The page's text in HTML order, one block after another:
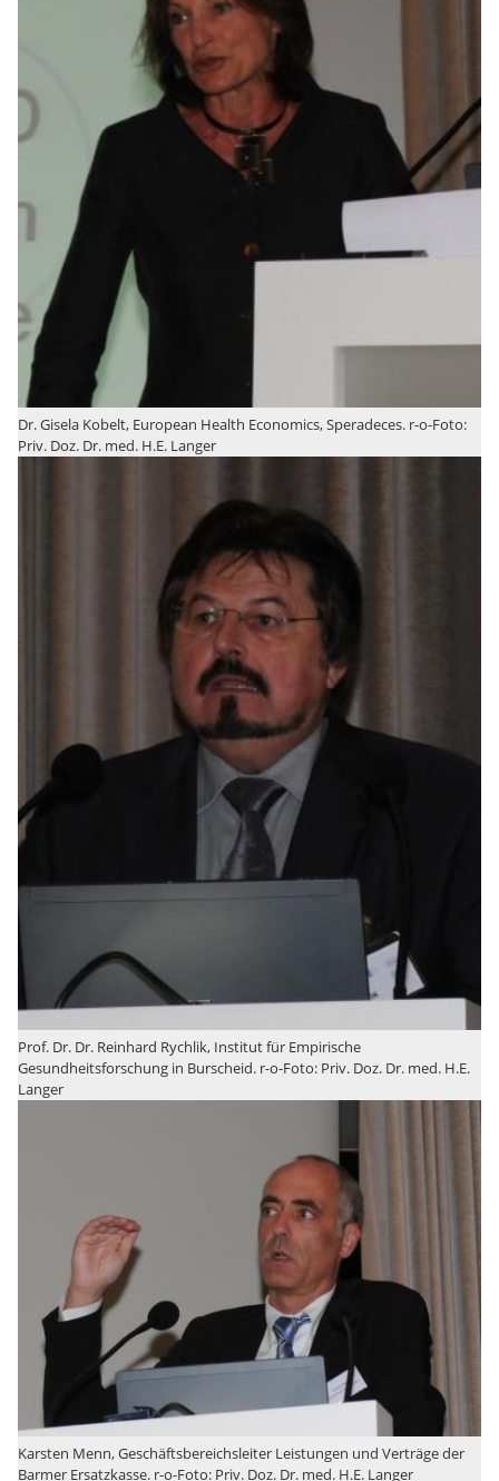
Dr. Gisela Kobelt, European Health Economics, Speradeces. r-o-Foto:
Priv. Doz. Dr. med. H.E. Langer
Prof. Dr. Dr. Reinhard Rychlik, Institut für Empirische
Gesundheitsforschung in Burscheid. r-o-Foto: Priv. Doz. Dr. med. H.E.
Langer
Karsten Menn, Geschäftsbereichsleiter Leistungen und Verträge der
Barmer Ersatzkasse. r-o-Foto: Priv. Doz. Dr. med. H.E. Langer